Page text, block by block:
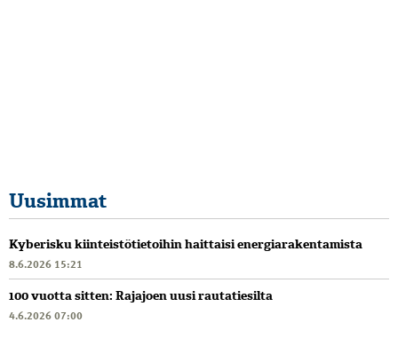
Uusimmat
Kyberisku kiinteistötietoihin haittaisi energiarakentamista
8.6.2026 15:21
100 vuotta sitten: Rajajoen uusi rautatiesilta
4.6.2026 07:00